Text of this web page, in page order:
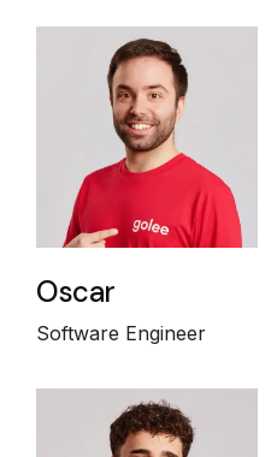
Oscar
Software Engineer